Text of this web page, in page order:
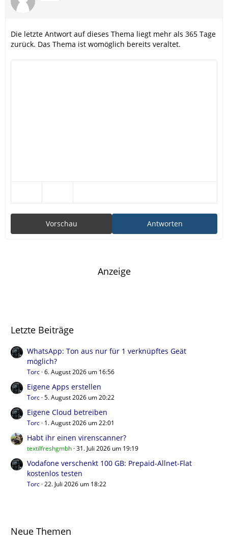
Die letzte Antwort auf dieses Thema liegt mehr als 365 Tage
zurück. Das Thema ist womöglich bereits veraltet.
Antworten
Vorschau
Anzeige
Letzte Beiträge
WhatsApp: Ton aus nur für 1 verknüpftes Geät
möglich?
Torc 6. August 2026 um 16:56
Eigene Apps erstellen
Torc 5. August 2026 um 20:22
Eigene Cloud betreiben
Torc 1. August 2026 um 22:01
Habt ihr einen virenscanner?
textilfreshgmbh 31. Juli 2026 um 19:19
Vodafone verschenkt 100 GB: Prepaid-Allnet-Flat
kostenlos testen
Torc 22. Juli 2026 um 18:22
Neue Themen